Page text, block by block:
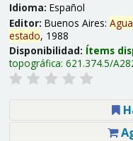
Idioma: Español
Editor: Buenos Aires: Agua
estado, 1988
Disponibilidad: Ítems
topográfica: 621.374.5/